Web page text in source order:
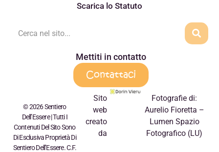
Scarica lo Statuto
Mettiti in contatto
Contattaci
© 2026 Sentiero
Dell’Essere | Tutti I
Contenuti Del Sito Sono
Di Esclusiva Proprietà Di
Sentiero Dell’Essere. C.F.
Sito
web
creato
da
Fotografie di:
Aurelio Fioretta –
Lumen Spazio
Fotografico (LU)